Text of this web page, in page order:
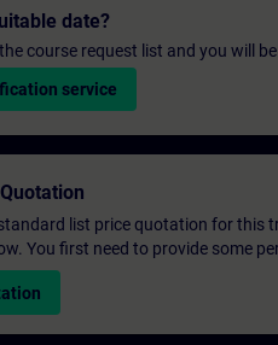
date?
course request list and you will
service
list price quotation for this
You first need to provide some